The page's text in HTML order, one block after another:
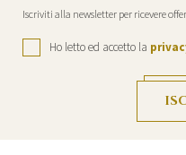
Iscriviti alla newsletter per ricevere
Ho letto ed accetto la